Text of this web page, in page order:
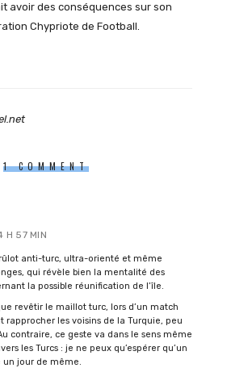
avoir des conséquences sur son
Chypriote de Football.
1 COMMENT
H 57 MIN
anti-turc, ultra-orienté et même
qui révèle bien la mentalité des
la possible réunification de l’île.
revêtir le maillot turc, lors d’un match
rapprocher les voisins de la Turquie, peu
contraire, ce geste va dans le sens même
les Turcs : je ne peux qu’espérer qu’un
jour de même.